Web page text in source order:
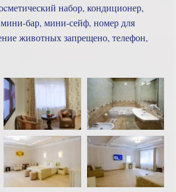
набор, кондиционер,
бар, мини-сейф, номер для
животных запрещено, телефон,